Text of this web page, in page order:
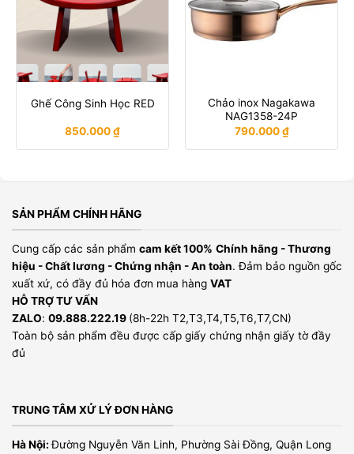
Ghế Công Sinh Học RED
850.000₫
Chảo inox Nagakawa
NAG1358-24P
790.000₫
SẢN PHẨM CHÍNH HÃNG
Cung cấp các sản phẩm cam kết 100% Chính hãng - Thương
hiệu - Chất lương - Chứng nhận - An toàn. Đảm bảo nguồn gốc
xuất xứ, có đầy đủ hóa đơn mua hàng VAT
HỖ TRỢ TƯ VẤN
ZALO: 09.888.222.19 (8h-22h T2,T3,T4,T5,T6,T7,CN)
Toàn bộ sản phẩm đều được cấp giấy chứng nhận giấy tờ đầy
đủ
TRUNG TÂM XỬ LÝ ĐƠN HÀNG
Hà Nội:Đường Nguyễn Văn Linh, Phường Sài Đồng, Quận Long